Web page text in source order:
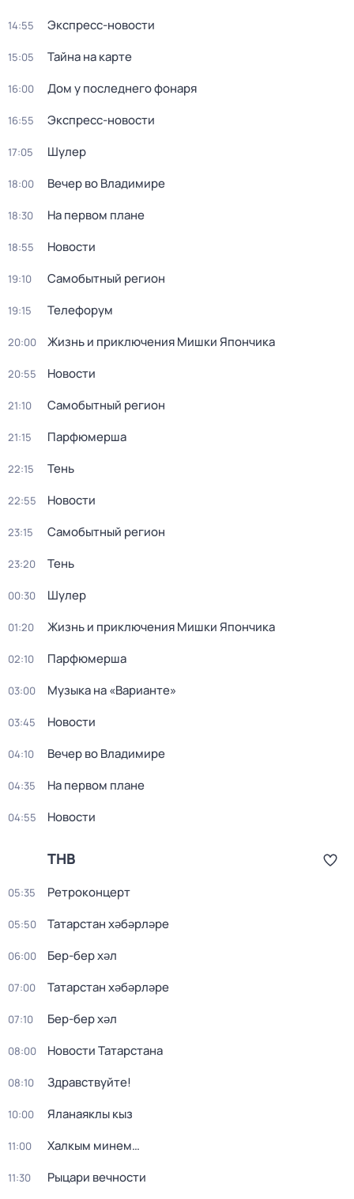
14:55 Экспресс-новости
15:05 Тайна на карте
16:00 Дом у последнего фонаря
16:55 Экспресс-новости
17:05 Шулер
18:00 Вечер во Владимире
18:30 На первом плане
18:55 Новости
19:10 Самобытный регион
19:15 Телефорум
20:00 Жизнь и приключения Мишки Япончика
20:55 Новости
21:10 Самобытный регион
21:15 Парфюмерша
22:15 Тень
22:55 Новости
23:15 Самобытный регион
23:20 Тень
00:30 Шулер
01:20 Жизнь и приключения Мишки Япончика
02:10 Парфюмерша
03:00 Музыка на «Варианте»
03:45 Новости
04:10 Вечер во Владимире
04:35 На первом плане
04:55 Новости
ТНВ
05:35 Ретроконцерт
05:50 Татарстан хәбәрләре
06:00 Бер-бер хәл
07:00 Татарстан хәбәрләре
07:10 Бер-бер хәл
08:00 Новости Татарстана
08:10 Здравствуйте!
10:00 Яланаяклы кыз
11:00 Халкым минем…
11:30 Рыцари вечности